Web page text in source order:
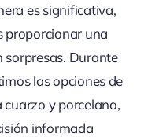
es significativa,
proporcionar una
sorpresas. Durante
las opciones de
y porcelana,
informada